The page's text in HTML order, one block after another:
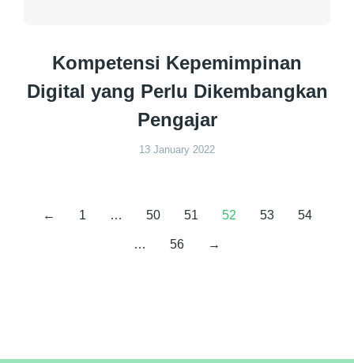
Kompetensi Kepemimpinan
Digital yang Perlu Dikembangkan
Pengajar
13 January 2022
← 1 … 50 51 52 53 54
… 56 →